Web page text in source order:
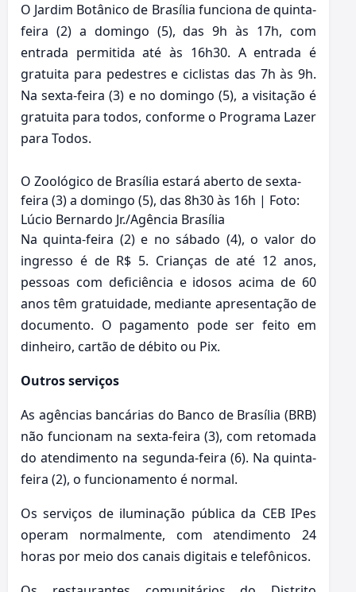
O Jardim Botânico de Brasília funciona de quinta-
feira (2) a domingo (5), das 9h às 17h, com
entrada permitida até às 16h30. A entrada é
gratuita para pedestres e ciclistas das 7h às 9h.
Na sexta-feira (3) e no domingo (5), a visitação é
gratuita para todos, conforme o Programa Lazer
para Todos.
O Zoológico de Brasília estará aberto de sexta-
feira (3) a domingo (5), das 8h30 às 16h | Foto:
Lúcio Bernardo Jr./Agência Brasília
Na quinta-feira (2) e no sábado (4), o valor do
ingresso é de R$ 5. Crianças de até 12 anos,
pessoas com deficiência e idosos acima de 60
anos têm gratuidade, mediante apresentação de
documento. O pagamento pode ser feito em
dinheiro, cartão de débito ou Pix.
Outros serviços
As agências bancárias do Banco de Brasília (BRB)
não funcionam na sexta-feira (3), com retomada
do atendimento na segunda-feira (6). Na quinta-
feira (2), o funcionamento é normal.
Os serviços de iluminação pública da CEB IPes
operam normalmente, com atendimento 24
horas por meio dos canais digitais e telefônicos.